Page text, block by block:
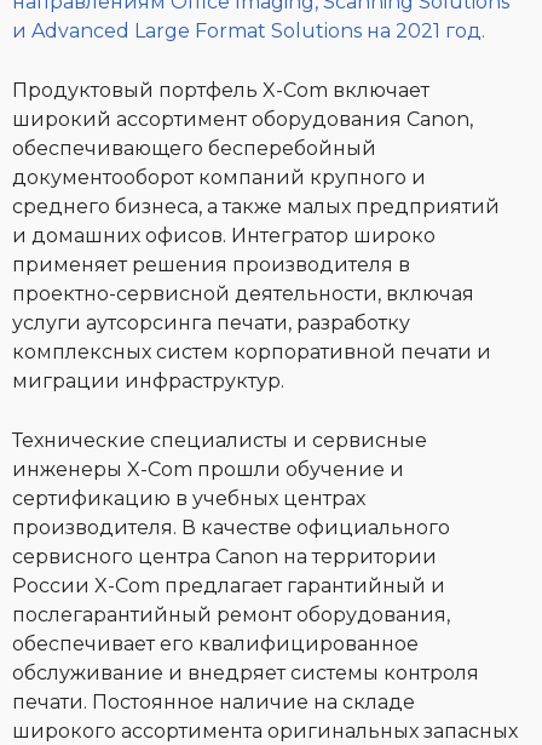
и Advanced Large Format Solutions на 2021 год.
Продуктовый портфель X-Com включает
широкий ассортимент оборудования Canon,
обеспечивающего бесперебойный
документооборот компаний крупного и
среднего бизнеса, а также малых предприятий
и домашних офисов. Интегратор широко
применяет решения производителя в
проектно-сервисной деятельности, включая
услуги аутсорсинга печати, разработку
комплексных систем корпоративной печати и
миграции инфраструктур.
Технические специалисты и сервисные
инженеры X-Com прошли обучение и
сертификацию в учебных центрах
производителя. В качестве официального
сервисного центра Canon на территории
России X-Com предлагает гарантийный и
послегарантийный ремонт оборудования,
обеспечивает его квалифицированное
обслуживание и внедряет системы контроля
печати. Постоянное наличие на складе
широкого ассортимента оригинальных запасных